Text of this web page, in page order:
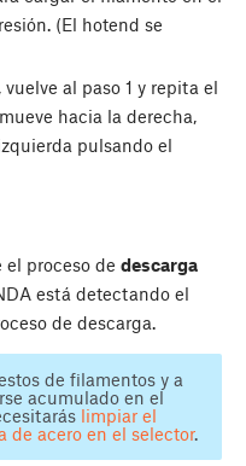
(El hotend se
, vuelve al paso 1 y repita el
hacia la derecha,
pulsando el
proceso de descarga
está detectando el
de descarga.
de filamentos y a
acumulado en el
limpiar el
de acero en el selector.